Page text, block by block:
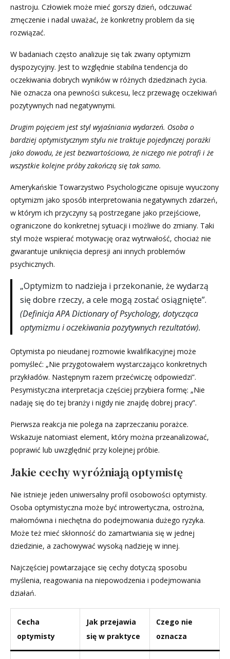
nastroju. Człowiek może mieć gorszy dzień, odczuwać
zmęczenie i nadal uważać, że konkretny problem da się
rozwiązać.
W badaniach często analizuje się tak zwany optymizm
dyspozycyjny. Jest to względnie stabilna tendencja do
oczekiwania dobrych wyników w różnych dziedzinach życia.
Nie oznacza ona pewności sukcesu, lecz przewagę oczekiwań
pozytywnych nad negatywnymi.
Drugim pojęciem jest styl wyjaśniania wydarzeń. Osoba o
bardziej optymistycznym stylu nie traktuje pojedynczej porażki
jako dowodu, że jest bezwartościowa, że niczego nie potrafi i że
wszystkie kolejne próby zakończą się tak samo.
Amerykańskie Towarzystwo Psychologiczne opisuje wyuczony
optymizm jako sposób interpretowania negatywnych zdarzeń,
w którym ich przyczyny są postrzegane jako przejściowe,
ograniczone do konkretnej sytuacji i możliwe do zmiany. Taki
styl może wspierać motywację oraz wytrwałość, chociaż nie
gwarantuje uniknięcia depresji ani innych problemów
psychicznych.
„Optymizm to nadzieja i przekonanie, że wydarzą
się dobre rzeczy, a cele mogą zostać osiągnięte”.
(Definicja APA Dictionary of Psychology, dotycząca
optymizmu i oczekiwania pozytywnych rezultatów).
Optymista po nieudanej rozmowie kwalifikacyjnej może
pomyśleć: „Nie przygotowałem wystarczająco konkretnych
przykładów. Następnym razem przećwiczę odpowiedzi”.
Pesymistyczna interpretacja częściej przybiera formę: „Nie
nadaję się do tej branży i nigdy nie znajdę dobrej pracy”.
Pierwsza reakcja nie polega na zaprzeczaniu porażce.
Wskazuje natomiast element, który można przeanalizować,
poprawić lub uwzględnić przy kolejnej próbie.
Jakie cechy wyróżniają optymistę
Nie istnieje jeden uniwersalny profil osobowości optymisty.
Osoba optymistyczna może być introwertyczna, ostrożna,
małomówna i niechętna do podejmowania dużego ryzyka.
Może też mieć skłonność do zamartwiania się w jednej
dziedzinie, a zachowywać wysoką nadzieję w innej.
Najczęściej powtarzające się cechy dotyczą sposobu
myślenia, reagowania na niepowodzenia i podejmowania
działań.
Cecha
optymisty
Jak przejawia
się w praktyce
Czego nie
oznacza